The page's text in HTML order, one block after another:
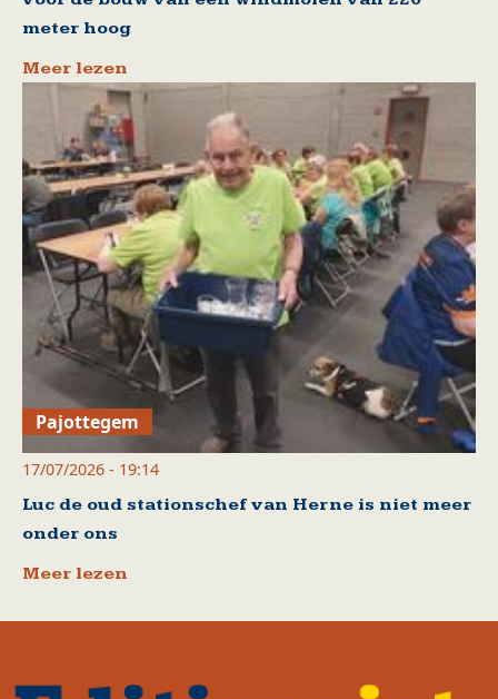
meter hoog
Meer lezen
Pajottegem
17/07/2026 - 19:14
Luc de oud stationschef van Herne is niet meer
onder ons
Meer lezen